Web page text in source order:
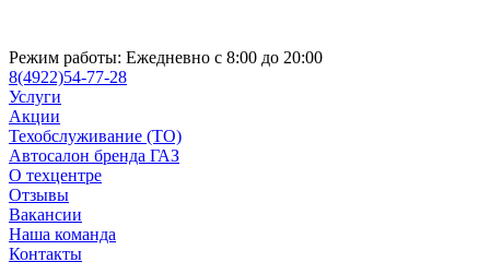
Режим работы: Ежедневно с 8:00 до 20:00
8(4922)54-77-28
Услуги
Акции
Техобслуживание (ТО)
Автосалон бренда ГАЗ
О техцентре
Отзывы
Вакансии
Наша команда
Контакты